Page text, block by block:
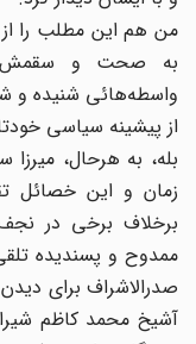
من هم این مطلب را از
به صحت و سقمش
واسطه‌هائی شنیده و
از پیشینه سیاسی
بله، به هرحال، میرزا
زمان و این خصائل
برخلاف برخی در
ممدوح و پسندیده‌
صدرالاشراف برای دیدن
آشیخ محمد کاظم